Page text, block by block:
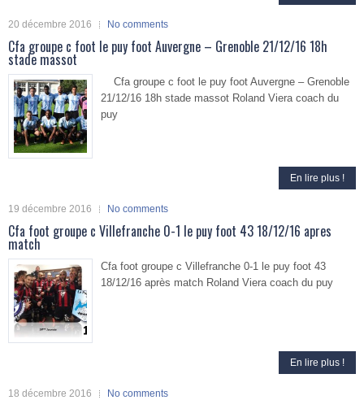
20 décembre 2016 No comments
Cfa groupe c foot le puy foot Auvergne – Grenoble 21/12/16 18h
stade massot
Cfa groupe c foot le puy foot Auvergne – Grenoble
21/12/16 18h stade massot Roland Viera coach du
puy
En lire plus !
19 décembre 2016 No comments
Cfa foot groupe c Villefranche 0-1 le puy foot 43 18/12/16 apres
match
Cfa foot groupe c Villefranche 0-1 le puy foot 43
18/12/16 après match Roland Viera coach du puy
En lire plus !
18 décembre 2016 No comments